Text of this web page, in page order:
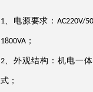
1、 电源要求： AC220V/
1800VA；
2、外观结构：机电一体
式；